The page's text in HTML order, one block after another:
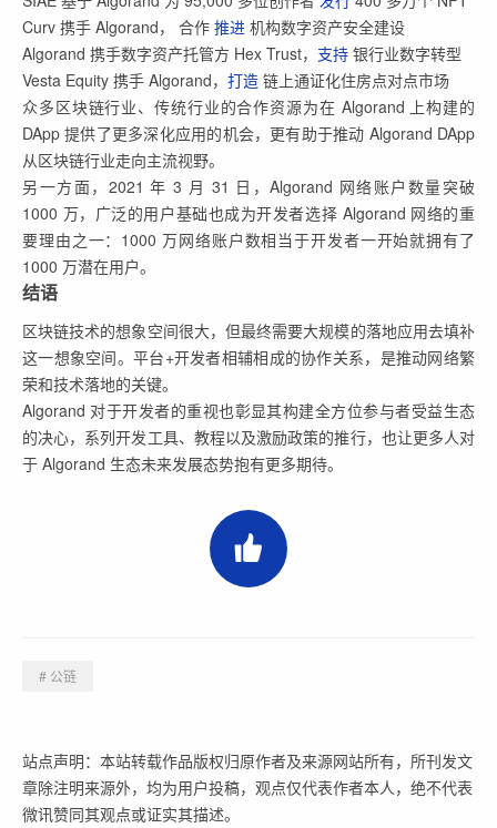
Curv 携手 Algorand， 合作 推进 机构数字资产安全建设
Algorand 携手数字资产托管方 Hex Trust， 支持 银行业数字转型
Vesta Equity 携手 Algorand， 打造 链上通证化住房点对点市场
众多区块链行业、传统行业的合作资源为在 Algorand 上构建的
DApp 提供了更多深化应用的机会，更有助于推动 Algorand DApp
从区块链行业走向主流视野。
另一方面，2021 年 3 月 31 日，Algorand 网络账户数量突破
1000 万，广泛的用户基础也成为开发者选择 Algorand 网络的重
要理由之一：1000 万网络账户数相当于开发者一开始就拥有了
1000 万潜在用户。
结语
区块链技术的想象空间很大，但最终需要大规模的落地应用去填补
这一想象空间。平台+开发者相辅相成的协作关系，是推动网络繁
荣和技术落地的关键。
Algorand 对于开发者的重视也彰显其构建全方位参与者受益生态
的决心，系列开发工具、教程以及激励政策的推行，也让更多人对
于 Algorand 生态未来发展态势抱有更多期待。
# 公链
站点声明：本站转载作品版权归原作者及来源网站所有，所刊发文
章除注明来源外，均为用户投稿，观点仅代表作者本人，绝不代表
微讯赞同其观点或证实其描述。